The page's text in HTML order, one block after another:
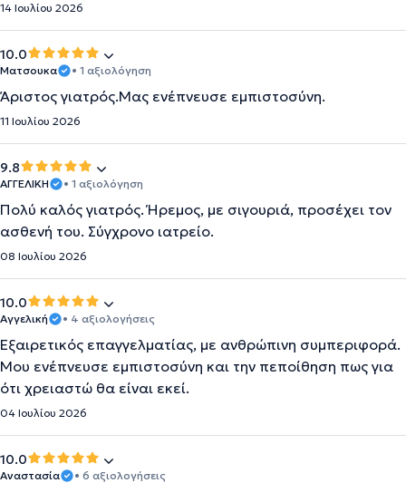
14 Ιουλίου 2026
10.0
Ματσουκα • 1 αξιολόγηση
Άριστος γιατρός.Μας ενέπνευσε εμπιστοσύνη.
11 Ιουλίου 2026
9.8
ΑΓΓΕΛΙΚΗ • 1 αξιολόγηση
Πολύ καλός γιατρός. Ήρεμος, με σιγουριά, προσέχει τον
ασθενή του. Σύγχρονο ιατρείο.
08 Ιουλίου 2026
10.0
Αγγελική • 4 αξιολογήσεις
Εξαιρετικός επαγγελματίας, με ανθρώπινη συμπεριφορά.
Μου ενέπνευσε εμπιστοσύνη και την πεποίθηση πως για
ότι χρειαστώ θα είναι εκεί.
04 Ιουλίου 2026
10.0
Αναστασία • 6 αξιολογήσεις